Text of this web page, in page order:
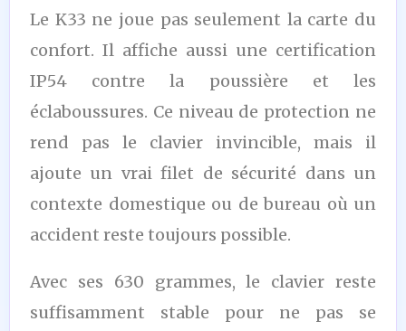
Le K33 ne joue pas seulement la carte du
confort. Il affiche aussi une certification
IP54 contre la poussière et les
éclaboussures. Ce niveau de protection ne
rend pas le clavier invincible, mais il
ajoute un vrai filet de sécurité dans un
contexte domestique ou de bureau où un
accident reste toujours possible.
Avec ses 630 grammes, le clavier reste
suffisamment stable pour ne pas se